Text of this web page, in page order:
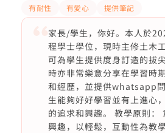
有耐性 有愛心 提供筆記
家長/學生，你好。本人於
程學士學位，現時主修土木
可為學生提供度身訂造的拔
時亦非常樂意分享在學習時
和經歷，並提供whatsapp
生能夠好好學習並有上進心
的追求和興趣。 教學原則：
興趣，以輕鬆，互動性為教